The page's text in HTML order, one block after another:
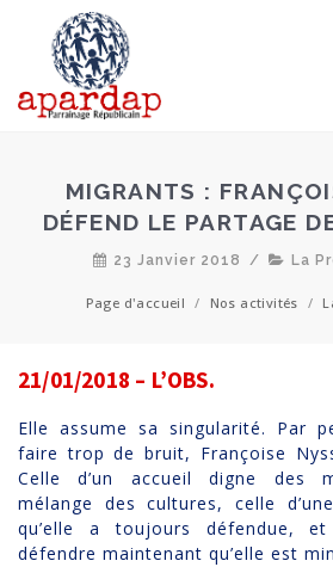
MIGRANTS :
DÉFEND LE PARTAGE
23 Janvier 2018 / La
Page d'accueil / Nos activités /
21/01/2018 – L’OBS.
Elle assume sa singularité. Par
faire trop de bruit, Françoise
Celle d’un accueil digne des
mélange des cultures, celle
qu’elle a toujours défendue,
défendre maintenant qu’elle est